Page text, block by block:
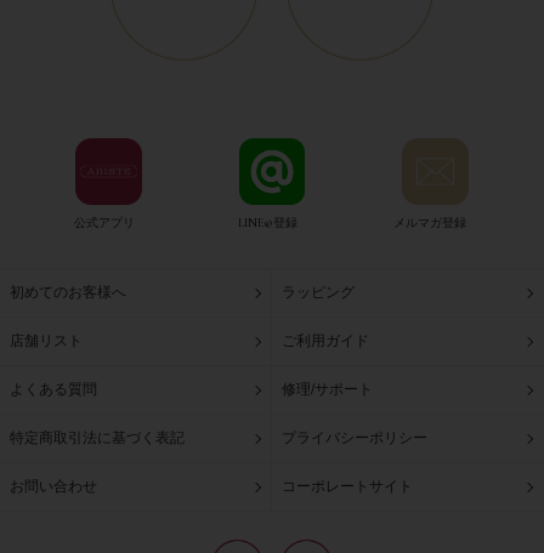
公式アプリ LINE@登録 メルマガ登録
初めてのお客様へ ラッピング
店舗リスト ご利用ガイド
よくある質問 修理/サポート
特定商取引法に基づく表記 プライバシーポリシー
お問い合わせ コーポレートサイト